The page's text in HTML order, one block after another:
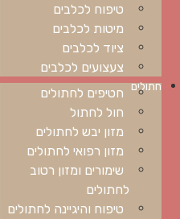
טיפוח לכלבים
מיטות לכלבים
ציוד לכלבים
צעצועים לכלבים
חתולים חטיפים לחתולים
חול לחתול
מזון יבש לחתולים
מזון רפואי לחתולים
שימורים ומזון רטוב
לחתולים
טיפוח והיגיינה לחתולים